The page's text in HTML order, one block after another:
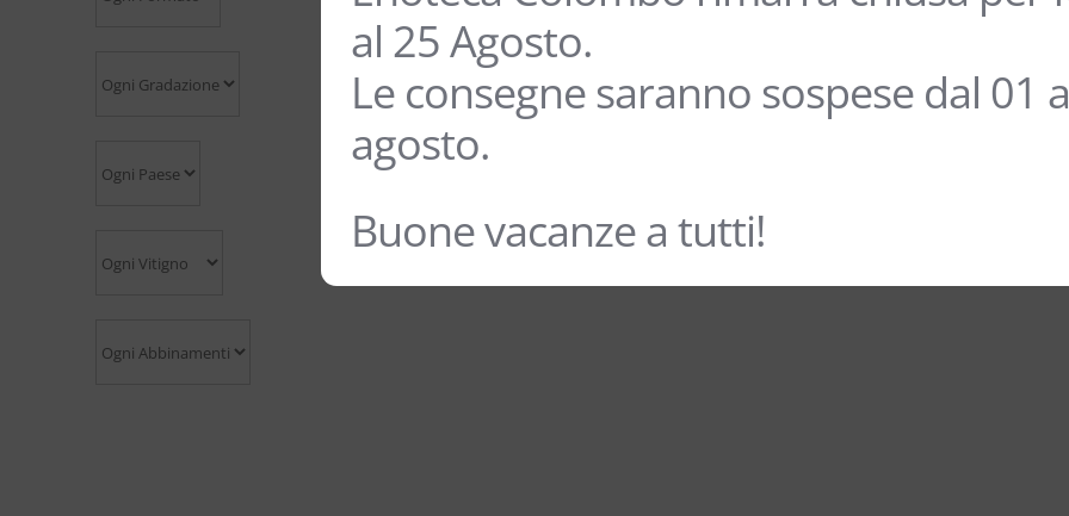
al 25 Agosto.
Le consegne saranno sospese dal 01
agosto.
Buone vacanze a tutti!